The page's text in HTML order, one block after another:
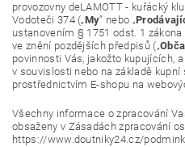
provozovny deLAMOTT - kuřácký
Vodoteči 374 („My” nebo „
ustanovením § 1751 odst. 1
ve znění pozdějších předpisů („
povinnosti Vás, jakožto kupujících,
v souvislosti nebo na základě kupní
prostřednictvím E-shopu na
Všechny informace o zpracování
obsaženy v Zásadách zpracování
https://www.doutniky24.cz/